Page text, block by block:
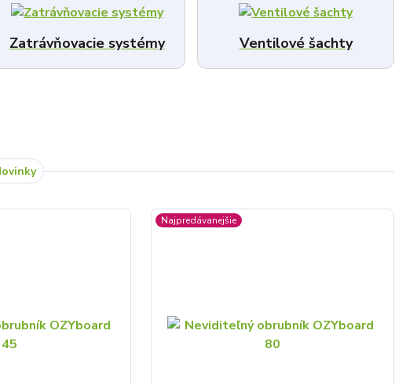
Zatrávňovacie systémy Ventilové šachty
Najpredávanejšie